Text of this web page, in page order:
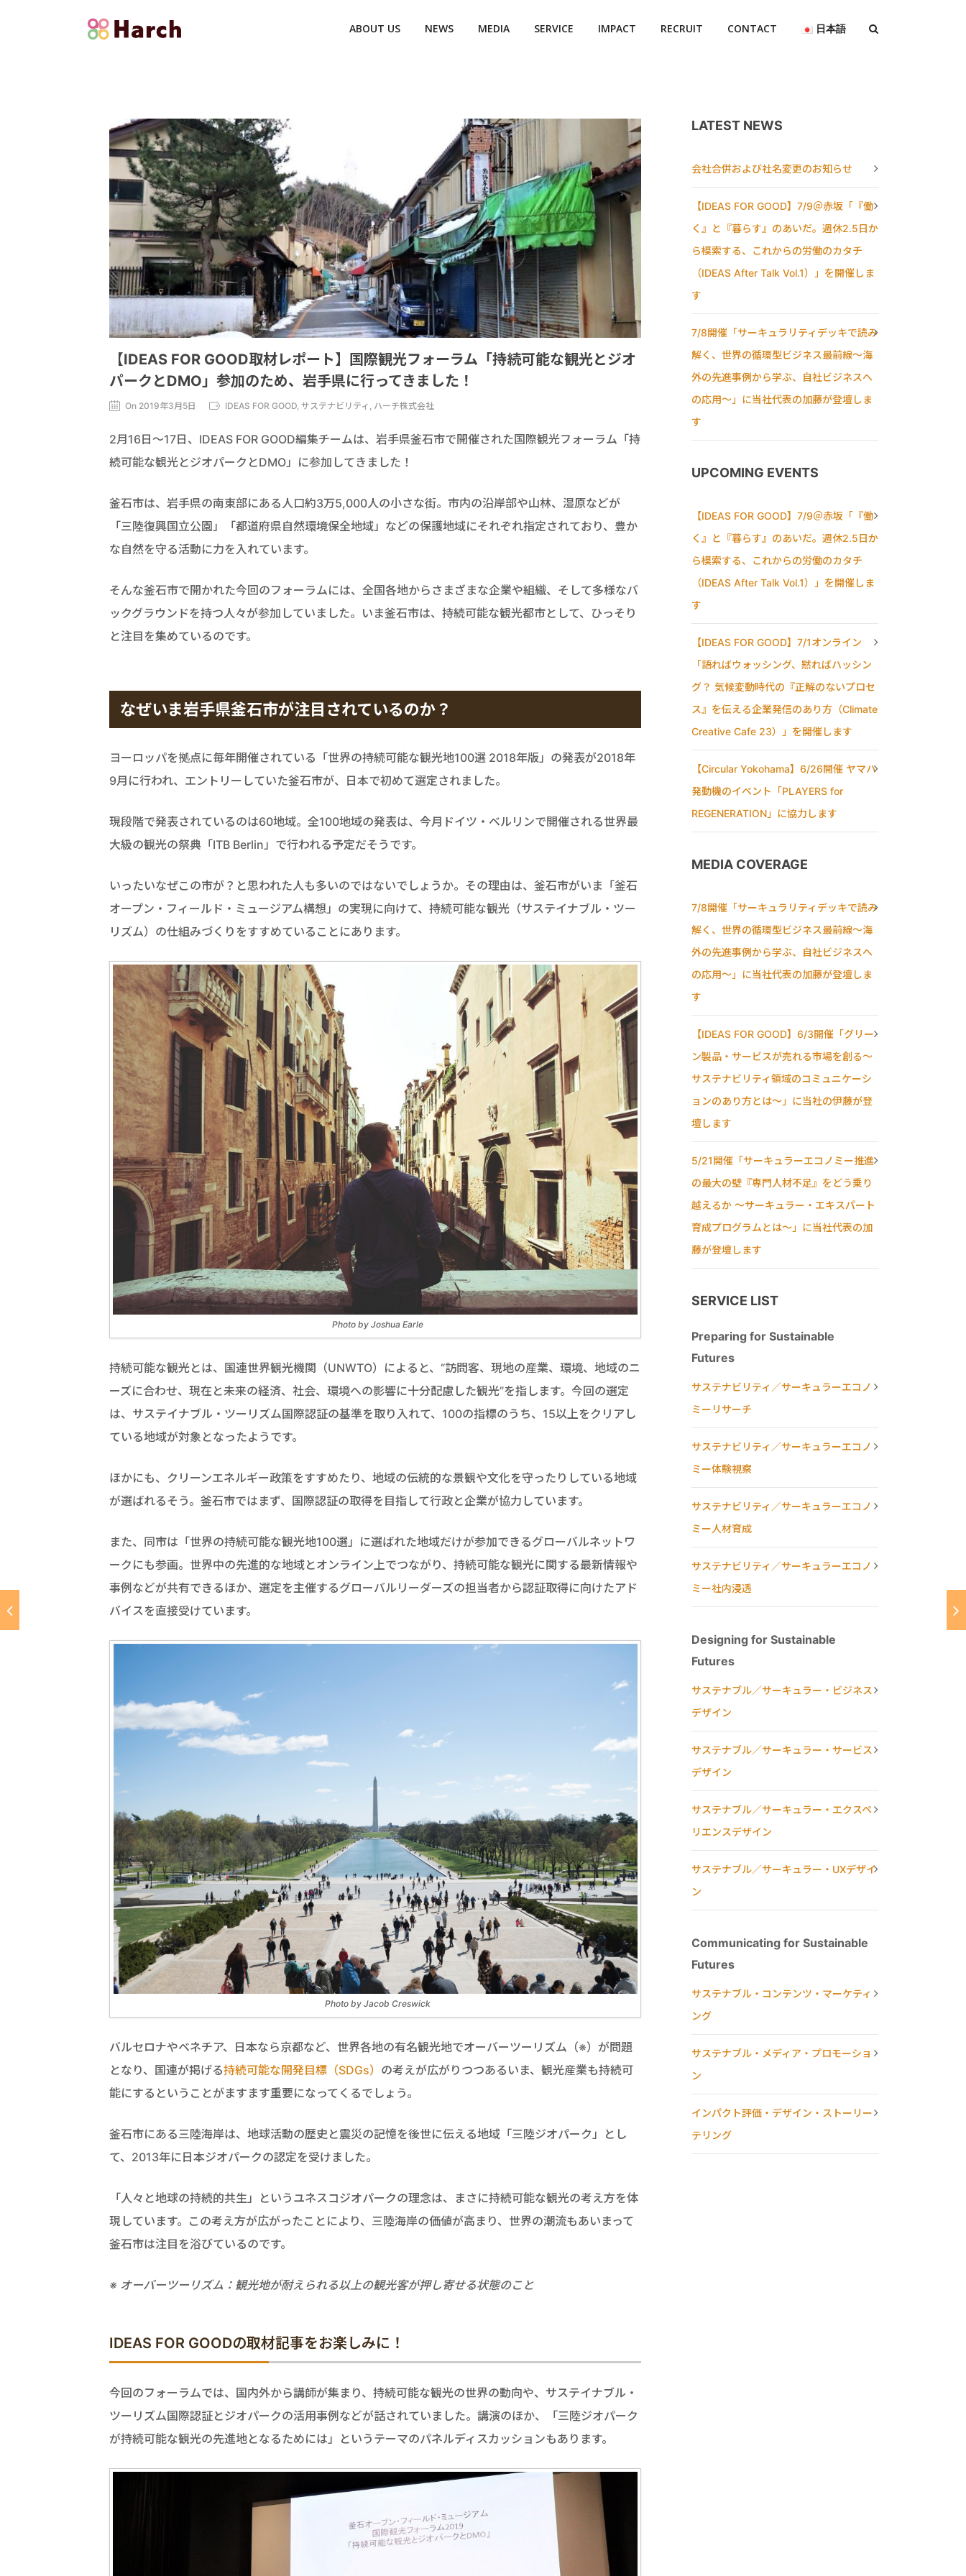
ABOUT US NEWS MEDIA SERVICE IMPACT RECRUIT CONTACT 日本語
【IDEAS FOR GOOD取材レポート】国際観光フォーラム「持続可能な観光とジオ
パークとDMO」参加のため、岩手県に行ってきました！
On 2019年3月5日 IDEAS FOR GOOD, サステナビリティ, ハーチ株式会社
2月16日～17日、IDEAS FOR GOOD編集チームは、岩手県釜石市で開催された国際観光フォーラム「持
続可能な観光とジオパークとDMO」に参加してきました！
釜石市は、岩手県の南東部にある人口約3万5,000人の小さな街。市内の沿岸部や山林、湿原などが
「三陸復興国立公園」「都道府県自然環境保全地域」などの保護地域にそれぞれ指定されており、豊か
な自然を守る活動に力を入れています。
そんな釜石市で開かれた今回のフォーラムには、全国各地からさまざまな企業や組織、そして多様なバ
ックグラウンドを持つ人々が参加していました。いま釜石市は、持続可能な観光都市として、ひっそり
と注目を集めているのです。
なぜいま岩手県釜石市が注目されているのか？
ヨーロッパを拠点に毎年開催されている「世界の持続可能な観光地100選 2018年版」の発表が2018年
9月に行われ、エントリーしていた釜石市が、日本で初めて選定されました。
現段階で発表されているのは60地域。全100地域の発表は、今月ドイツ・ベルリンで開催される世界最
大級の観光の祭典「ITB Berlin」で行われる予定だそうです。
いったいなぜこの市が？と思われた人も多いのではないでしょうか。その理由は、釜石市がいま「釜石
オープン・フィールド・ミュージアム構想」の実現に向けて、持続可能な観光（サステイナブル・ツー
リズム）の仕組みづくりをすすめていることにあります。
Photo by Joshua Earle
持続可能な観光とは、国連世界観光機関（UNWTO）によると、“訪問客、現地の産業、環境、地域のニ
ーズに合わせ、現在と未来の経済、社会、環境への影響に十分配慮した観光”を指します。今回の選定
は、サステイナブル・ツーリズム国際認証の基準を取り入れて、100の指標のうち、15以上をクリアし
ている地域が対象となったようです。
ほかにも、クリーンエネルギー政策をすすめたり、地域の伝統的な景観や文化を守ったりしている地域
が選ばれるそう。釜石市ではまず、国際認証の取得を目指して行政と企業が協力しています。
また、同市は「世界の持続可能な観光地100選」に選ばれた地域だけが参加できるグローバルネットワ
ークにも参画。世界中の先進的な地域とオンライン上でつながり、持続可能な観光に関する最新情報や
事例などが共有できるほか、選定を主催するグローバルリーダーズの担当者から認証取得に向けたアド
バイスを直接受けています。
Photo by Jacob Creswick
バルセロナやベネチア、日本なら京都など、世界各地の有名観光地でオーバーツーリズム（※）が問題
となり、国連が掲げる持続可能な開発目標（SDGs） の考えが広がりつつあるいま、観光産業も持続可
能にするということがますます重要になってくるでしょう。
釜石市にある三陸海岸は、地球活動の歴史と震災の記憶を後世に伝える地域「三陸ジオパーク」とし
て、2013年に日本ジオパークの認定を受けました。
「人々と地球の持続的共生」というユネスコジオパークの理念は、まさに持続可能な観光の考え方を体
現しています。この考え方が広がったことにより、三陸海岸の価値が高まり、世界の潮流もあいまって
釜石市は注目を浴びているのです。
※ オーバーツーリズム：観光地が耐えられる以上の観光客が押し寄せる状態のこと
IDEAS FOR GOODの取材記事をお楽しみに！
今回のフォーラムでは、国内外から講師が集まり、持続可能な観光の世界の動向や、サステイナブル・
ツーリズム国際認証とジオパークの活用事例などが話されていました。講演のほか、「三陸ジオパーク
が持続可能な観光の先進地となるためには」というテーマのパネルディスカッションもあります。
LATEST NEWS
会社合併および社名変更のお知らせ
【IDEAS FOR GOOD】7/9＠赤坂「『働
く』と『暮らす』のあいだ。週休2.5日か
ら模索する、これからの労働のカタチ
（IDEAS After Talk Vol.1）」を開催しま
す
7/8開催「サーキュラリティデッキで読み
解く、世界の循環型ビジネス最前線〜海
外の先進事例から学ぶ、自社ビジネスへ
の応用〜」に当社代表の加藤が登壇しま
す
UPCOMING EVENTS
【IDEAS FOR GOOD】7/9＠赤坂「『働
く』と『暮らす』のあいだ。週休2.5日か
ら模索する、これからの労働のカタチ
（IDEAS After Talk Vol.1）」を開催しま
す
【IDEAS FOR GOOD】7/1オンライン
「語ればウォッシング、黙ればハッシン
グ？ 気候変動時代の『正解のないプロセ
ス』を伝える企業発信のあり方（Climate
Creative Cafe 23）」を開催します
【Circular Yokohama】6/26開催 ヤマハ
発動機のイベント「PLAYERS for
REGENERATION」に協力します
MEDIA COVERAGE
7/8開催「サーキュラリティデッキで読み
解く、世界の循環型ビジネス最前線〜海
外の先進事例から学ぶ、自社ビジネスへ
の応用〜」に当社代表の加藤が登壇しま
す
【IDEAS FOR GOOD】6/3開催「グリー
ン製品・サービスが売れる市場を創る〜
サステナビリティ領域のコミュニケーシ
ョンのあり方とは〜」に当社の伊藤が登
壇します
5/21開催「サーキュラーエコノミー推進
の最大の壁『専門人材不足』をどう乗り
越えるか ～サーキュラー・エキスパート
育成プログラムとは～」に当社代表の加
藤が登壇します
SERVICE LIST
Preparing for Sustainable
Futures
サステナビリティ／サーキュラーエコノ
ミーリサーチ
サステナビリティ／サーキュラーエコノ
ミー体験視察
サステナビリティ／サーキュラーエコノ
ミー人材育成
サステナビリティ／サーキュラーエコノ
ミー社内浸透
Designing for Sustainable
Futures
サステナブル／サーキュラー・ビジネス
デザイン
サステナブル／サーキュラー・サービス
デザイン
サステナブル／サーキュラー・エクスペ
リエンスデザイン
サステナブル／サーキュラー・UXデザイ
ン
Communicating for Sustainable
Futures
サステナブル・コンテンツ・マーケティ
ング
サステナブル・メディア・プロモーショ
ン
インパクト評価・デザイン・ストーリー
テリング